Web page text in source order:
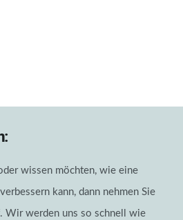
wissen möchten, wie eine
kann, dann nehmen Sie
Wir werden uns so schnell wie